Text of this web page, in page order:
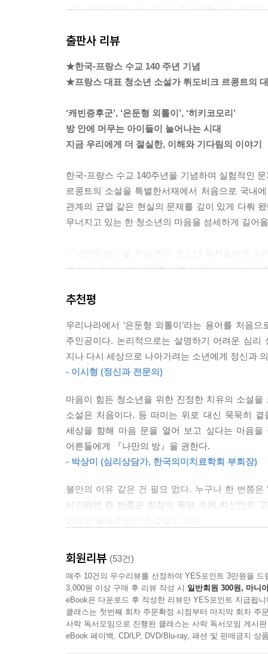
내가 엄마 잘못이 아니고, 나도 설명할 길이 없다
정신과 상담이란 다른 누군가에게 내 불안이 무엇
나는 어쩔 수 없이 정신과 상담에 동의했다.
--- pp.11-12
캐빈증후군에 걸렸다.
나는 6개월 동안 집 밖으로 나가지 못하고 있다.
처음에 엄마 아빠는 내 상태를 사춘기 어깃장으로
하지만 내 몸이 말을 듣지 않았다.
--- pp.16-17
나는 평소 친구들과 온라인으로 접촉해 왔고, 할
--- p.42
나는 눈가에 눈물이 맺힌 채 스스로를 탓하며 카펫
문 하나도 못 열려면 대체 얼마나 대단한 ‘바보 멍
없었다. 나중에 엄마와 통화하며 나는 질질 짰다.
이 증상을 처음으로 보인 사람들은 미국의 골드
다가 집에 돌아온 다음, 사회에 적응하지 못하는
어울리지 못했다. 심한 경우에는 가족과의 관계에
“넌 금도 캐 오지 않고서 그 병에 걸린 거네!”
커뮤니티 카페는 나의 주요 일과가 되었다. 기상
을 다른 사람들에 대해, 우리의 부모님에 대해 이야
--- p.70
출판사 리뷰
★한국-프랑스 수교 140 주년 기념
★프랑스 대표 청소년 소설가 뤼도비크 르콩트의
‘캐빈증후군’, ‘은둔형 외톨이’, ‘히키코모리’
방 안에 머무는 아이들이 늘어나는 시대
지금 우리에게 더 절실한, 이해와 기다림의 이야기
한국-프랑스 수교 140주년을 기념하며 실험적인
르콩트의 소설을 특별한서재에서 처음으로 국내
관계의 균열 같은 현실의 문제를 깊이 있게 다뤄
무너지고 있는 한 청소년의 마음을 섬세하게 길어
더 많이 목격되는 ‘은둔형 외톨이(히키코모리)’
못하는 심리 상태)을 겪고 있는 열여섯 살 소년
소년은 이유를 알 수 없는 공포에 휩싸여 그 자
계절이 바뀌는 풍경을 창문 너머로만 바라보며
앞에 멈춰 서 있다.
“나는 혼자가 아니야. 나라고 안 될 게 뭐야?”
여섯 달 만의 첫 외출을 앞둔 5월 14일. 소년의
것이다. 다른 사람에게는 아무것도 아닌 일이지
않는 노력, 정신과 의사 상담, 처음엔 그를 도왔으
밤들, 방 안에서 홀로 버텨 낸 계절과 그리고
질문을 건넨다. ‘누군가를 돕는다는 것은 과연
이해하고 곁을 지킬 수 있을까?’ 포기하지 않는
마농의 공감과 응원, 열여섯 소년의 새로운 발걸
것, 그리고 그 한 걸음 곁에는 언제나 이해하려는
추천평
우리나라에서 ‘은둔형 외톨이’라는 용어를 처음
주인공이다. 논리적으로는 설명하기 어려운 심
지나 다시 세상으로 나아가려는 소년에게 정신과
- 이시형 (정신과 전문의)
마음이 힘든 청소년을 위한 진정한 치유의 소설
소설은 처음이다. 등 떠미는 위로 대신 묵묵히
세상을 향해 마음 문을 열어 보고 싶다는 마음
어른들에게 『나만의 방』을 권한다.
- 박상미 (심리상담가, 한국의미치료학회 부회장)
불안의 이유 같은 건 필요 없다. 누구나 한 번쯤
시기라면 한 번쯤은 침잠의 욕망 속에 자신만의
이에게 긴장과 불안과 호흡 곤란과 손바닥의 진
주인공에게 실어 보낸다.
지금 두려움에 떨고 있는 청소년이라면 이 책의
“너라고 안 될 게 뭐야?”
- 김선영 (소설가, 『시간을 파는 상점』 저자)
회원리뷰 (53건)
매주 10건의 우수리뷰를 선정하여 YES포인트 3만원을 드
3,000원 이상 구매 후 리뷰 작성 시 일반회원 300원, 마니
eBook은 다운로드 후 작성한 리뷰만 YES포인트 지급됩니
클래스는 첫번째 회차 주문확정 시점부터 마지막 회차 주
사락 독서모임으로 진행된 클래스는 사락 독서모임 게시
eBook 페이백, CD/LP, DVD/Blu-ray, 패션 및 판매금지 상